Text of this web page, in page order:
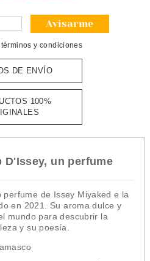
Avisarme
términos y condiciones
DE ENVÍO
100%
D'Issey, un perfume
de Issey Miyaked e la
en 2021. Su aroma dulce y
mundo para descubrir la
y su poesía.